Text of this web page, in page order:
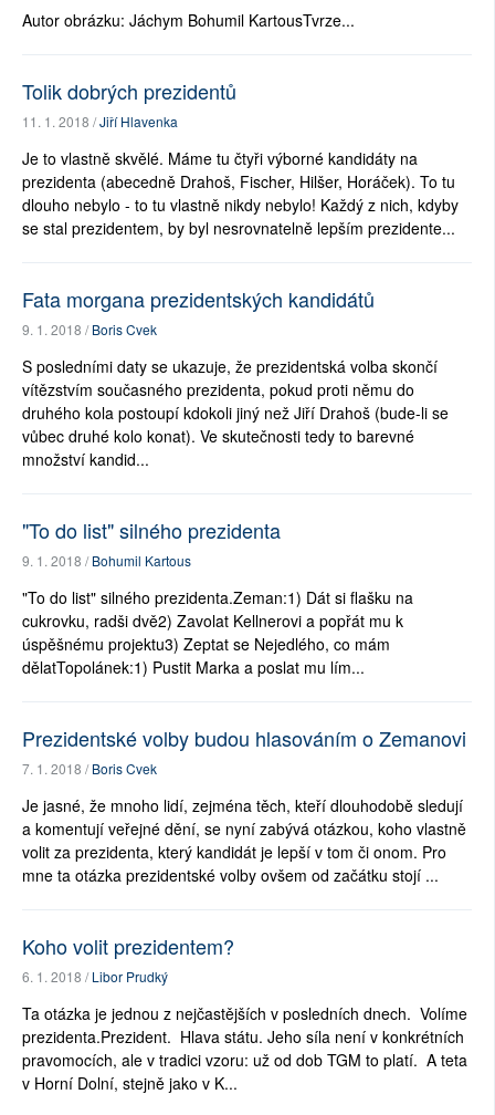
Autor obrázku: Jáchym Bohumil KartousTvrze...
Tolik dobrých prezidentů
11. 1. 2018 /Jiří Hlavenka
Je to vlastně skvělé. Máme tu čtyři výborné kandidáty na
prezidenta (abecedně Drahoš, Fischer, Hilšer, Horáček). To tu
dlouho nebylo - to tu vlastně nikdy nebylo! Každý z nich, kdyby
se stal prezidentem, by byl nesrovnatelně lepším prezidente...
Fata morgana prezidentských kandidátů
9. 1. 2018 /Boris Cvek
S posledními daty se ukazuje, že prezidentská volba skončí
vítězstvím současného prezidenta, pokud proti němu do
druhého kola postoupí kdokoli jiný než Jiří Drahoš (bude-li se
vůbec druhé kolo konat). Ve skutečnosti tedy to barevné
množství kandid...
"To do list" silného prezidenta
9. 1. 2018 /Bohumil Kartous
"To do list" silného prezidenta.Zeman:1) Dát si flašku na
cukrovku, radši dvě2) Zavolat Kellnerovi a popřát mu k
úspěšnému projektu3) Zeptat se Nejedlého, co mám
dělatTopolánek:1) Pustit Marka a poslat mu lím...
Prezidentské volby budou hlasováním o Zemanovi
7. 1. 2018 /Boris Cvek
Je jasné, že mnoho lidí, zejména těch, kteří dlouhodobě sledují
a komentují veřejné dění, se nyní zabývá otázkou, koho vlastně
volit za prezidenta, který kandidát je lepší v tom či onom. Pro
mne ta otázka prezidentské volby ovšem od začátku stojí ...
Koho volit prezidentem?
6. 1. 2018 /Libor Prudký
Ta otázka je jednou z nejčastějších v posledních dnech. Volíme
prezidenta.Prezident. Hlava státu. Jeho síla není v konkrétních
pravomocích, ale v tradici vzoru: už od dob TGM to platí. A teta
v Horní Dolní, stejně jako v K...